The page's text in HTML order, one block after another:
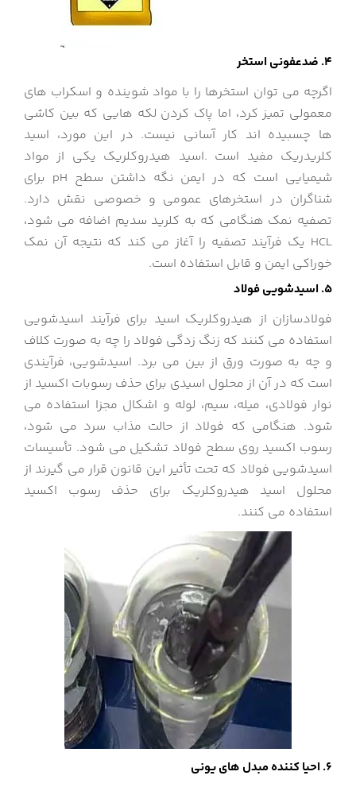
4. ضدعفونی استخر
اگرچه می توان استخرها را با مواد شوینده و اسکراب های
معمولی تمیز کرد، اما پاک کردن لکه هایی که بین کاشی
ها چسبیده اند کار آسانی نیست. در این مورد، اسید
کلریدریک مفید است .اسید هیدروکلریک یکی از مواد
شیمیایی است که در ایمن نگه داشتن سطح pH برای
شناگران در استخرهای عمومی و خصوصی نقش دارد.
تصفیه نمک هنگامی که به کلرید سدیم اضافه می شود،
HCL یک فرآیند تصفیه را آغاز می کند که نتیجه آن نمک
خوراکی ایمن و قابل استفاده است.
5. اسیدشویی فولاد
فولادسازان از هیدروکلریک اسید برای فرآیند اسیدشویی
استفاده می کنند که زنگ زدگی فولاد را چه به صورت کلاف
و چه به صورت ورق از بین می برد. اسیدشویی، فرآیندی
است که در آن از محلول اسیدی برای حذف رسوبات اکسید از
نوار فولادی، میله، سیم، لوله و اشکال مجزا استفاده می
شود. هنگامی که فولاد از حالت مذاب سرد می شود،
رسوب اکسید روی سطح فولاد تشکیل می شود. تأسیسات
اسیدشویی فولاد که تحت تأثیر این قانون قرار می گیرند از
محلول اسید هیدروکلریک برای حذف رسوب اکسید
استفاده می کنند.
6. احیا کننده مبدل های یونی